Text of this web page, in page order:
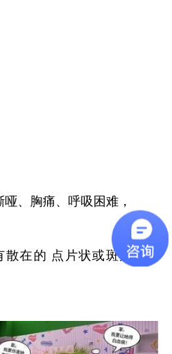
、胸痛、呼吸困难，
散在的 点片状或斑片状阴